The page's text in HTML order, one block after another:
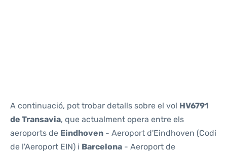
A continuació, pot trobar detalls sobre el vol HV6791
de Transavia, que actualment opera entre els
aeroports de Eindhoven - Aeroport d'Eindhoven (Codi
de l'Aeroport EIN) i Barcelona - Aeroport de